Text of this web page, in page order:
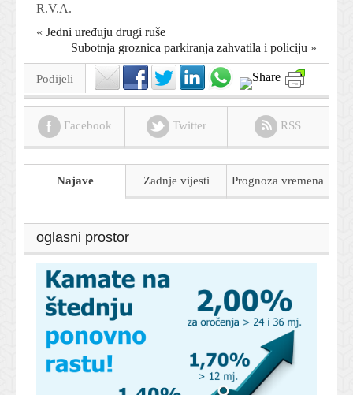
R.V.A.
« Jedni uređuju drugi ruše
Subotnja groznica parkiranja zahvatila i policiju »
Podijeli
Facebook Twitter RSS
Najave Zadnje vijesti Prognoza vremena
oglasni prostor